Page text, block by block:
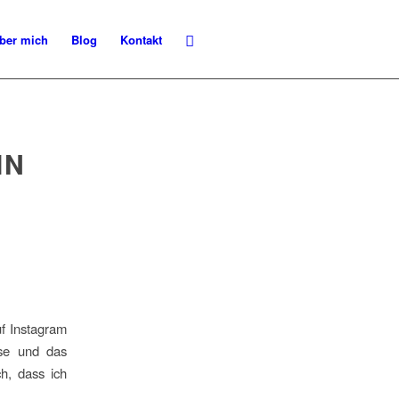
mich Blog Kontakt
Instagram
und das
dass ich